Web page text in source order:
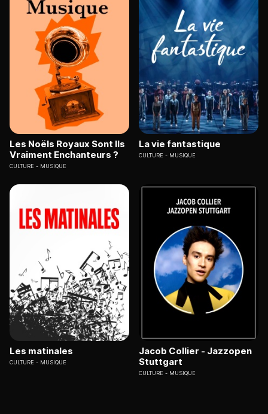
Les Noëls Royaux Sont Ils
Vraiment Enchanteurs ?
CULTURE MUSIQUE
La vie fantastique
CULTURE MUSIQUE
Les matinales
CULTURE MUSIQUE
Jacob Collier - Jazzopen
Stuttgart
CULTURE MUSIQUE